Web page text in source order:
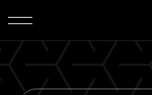
会員登録